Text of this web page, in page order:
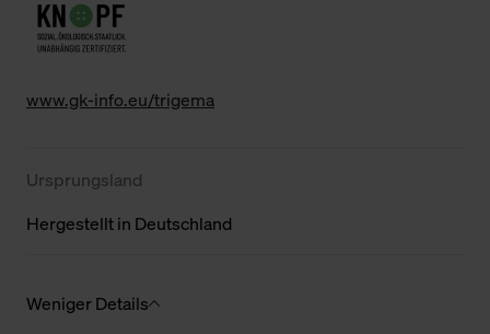
www.gk-info.eu/trigema
Ursprungsland
Hergestellt in Deutschland
Weniger Details